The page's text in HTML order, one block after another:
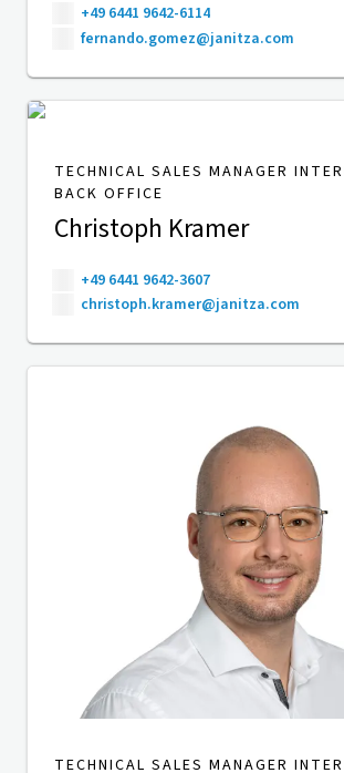
+49 6441 9642-6114
fernando.gomez@janitza.com
TECHNICAL SALES MANAGER
BACK OFFICE
Christoph Kramer
+49 6441 9642-3607
christoph.kramer@janitza.com
TECHNICAL SALES MANAGER